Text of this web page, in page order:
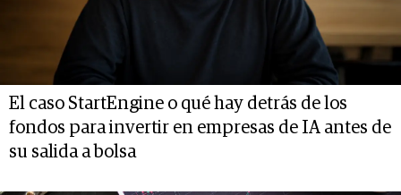
El caso StartEngine o qué hay detrás de los
fondos para invertir en empresas de IA antes de
su salida a bolsa